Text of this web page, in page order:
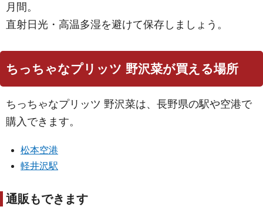
月間。
直射日光・高温多湿を避けて保存しましょう。
ちっちゃなプリッツ 野沢菜が買える場所
ちっちゃなプリッツ 野沢菜は、長野県の駅や空港で
購入できます。
松本空港
軽井沢駅
通販もできます